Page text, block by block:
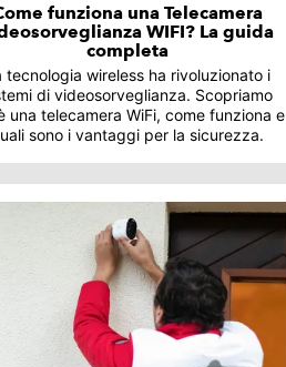
funziona una Telecamera
WIFI? La guida
completa
tecnologia wireless ha rivoluzionato i
di videosorveglianza. Scopriamo
una telecamera WiFi, come funziona e
sono i vantaggi per la sicurezza.